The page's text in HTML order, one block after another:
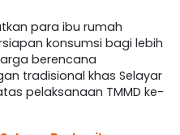
para ibu rumah
konsumsi bagi lebih
berencana
tradisional khas Selayar
pelaksanaan TMMD ke-